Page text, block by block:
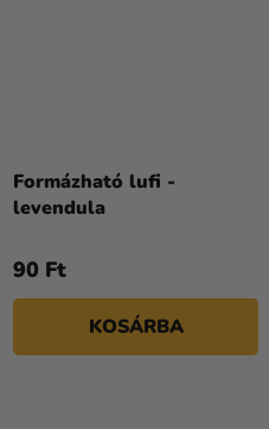
Formázható lufi -
levendula
90 Ft
KOSÁRBA